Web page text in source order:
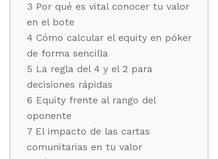
3 Por qué es vital conocer tu valor
en el bote
4 Cómo calcular el equity en póker
de forma sencilla
5 La regla del 4 y el 2 para
decisiones rápidas
6 Equity frente al rango del
oponente
7 El impacto de las cartas
comunitarias en tu valor